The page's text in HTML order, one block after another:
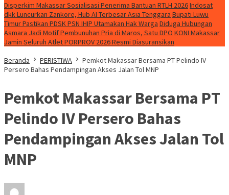
Disperkim Makassar Sosialisasi Penerima Bantuan RTLH 2026Indosat
dkk Luncurkan Zankore, Hub AI Terbesar Asia Tenggara Bupati Luwu
Timur Pastikan PDSK PSN IHIP Utamakan Hak Warga Diduga Hubungan
Asmara Jadi Motif Pembunuhan Pria di Maros, Satu DPO KONI Makassar
Jamin Seluruh Atlet PORPROV 2026 Resmi Diasuransikan
Beranda
PERISTIWA
Pemkot Makassar Bersama PT Pelindo IV
Persero Bahas Pendampingan Akses Jalan Tol MNP
Pemkot Makassar Bersama PT
Pelindo IV Persero Bahas
Pendampingan Akses Jalan Tol
MNP